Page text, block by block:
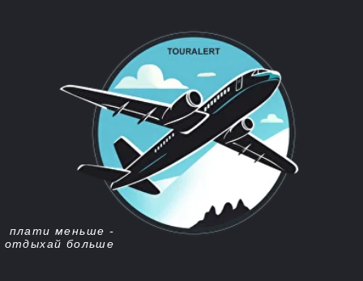
Горящие туры из
Тюмени в Китай
Запусти бесплатный мониторинг цен
на туры с уведомлением в Телеграм